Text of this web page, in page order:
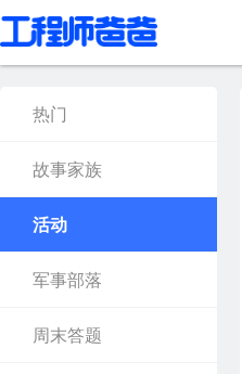
热门
故事家族
活动
军事部落
周末答题